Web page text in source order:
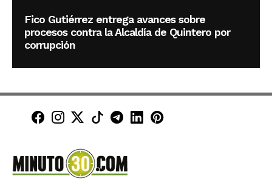
Fico Gutiérrez entrega avances sobre
procesos contra la Alcaldía de Quintero por
corrupción
Minuto30 en Facebook
Minuto30 en Instagram
Minuto30 en X (Twitter)
Minuto30 en TikTok
Canal de Minuto30 en
Minuto30 en LinkedIn
Minuto30 en